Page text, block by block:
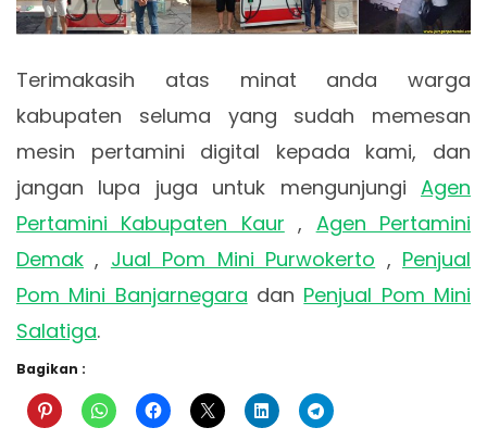
Terimakasih atas minat anda warga
kabupaten seluma yang sudah memesan
mesin pertamini digital kepada kami, dan
jangan lupa juga untuk mengunjungi Agen
Pertamini Kabupaten Kaur , Agen Pertamini
Demak , Jual Pom Mini Purwokerto , Penjual
Pom Mini Banjarnegara dan Penjual Pom Mini
Salatiga.
Bagikan :